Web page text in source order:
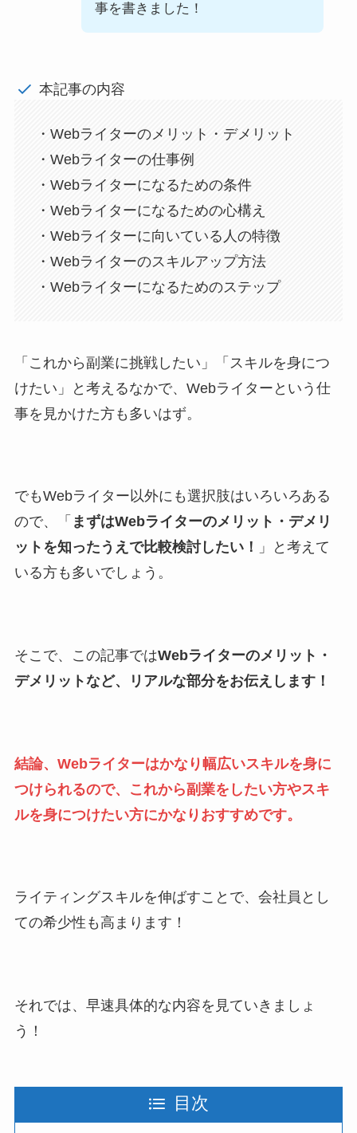
事を書きました！
本記事の内容
・Webライターのメリット・デメリット
・Webライターの仕事例
・Webライターになるための条件
・Webライターになるための心構え
・Webライターに向いている人の特徴
・Webライターのスキルアップ方法
・Webライターになるためのステップ
「これから副業に挑戦したい」「スキルを身につ
けたい」と考えるなかで、Webライターという仕
事を見かけた方も多いはず。
でもWebライター以外にも選択肢はいろいろある
ので、「 まずはWebライターのメリット・デメリ
ットを知ったうえで比較検討したい！
」と考えて
いる方も多いでしょう。
そこで、この記事ではWebライターのメリット・
デメリットなど、リアルな部分をお伝えします！
結論、Webライターはかなり幅広いスキルを身に
つけられるので、これから副業をしたい方やスキ
ルを身につけたい方にかなりおすすめです。
ライティングスキルを伸ばすことで、会社員とし
ての希少性も高まります！
それでは、早速具体的な内容を見ていきましょ
う！
目次